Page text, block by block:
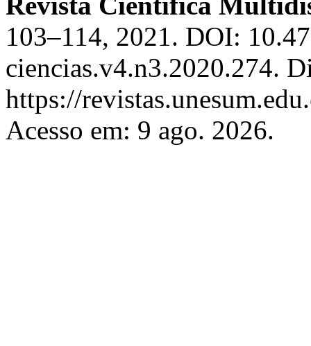
103–114, 2021. DOI:
ciencias.v4.n3.2020.274.
https://
Acesso em: 9 ago. 2026.